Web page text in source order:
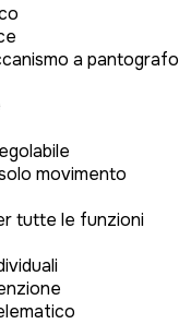
a pantografo
movimento
tutte le funzioni